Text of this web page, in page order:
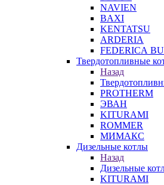
NAVIEN
BAXI
KENTATSU
ARDERIA
FEDERICА
Твердотопливные
Назад
PROTHERM
ЭВАН
KITURAMI
ROMMER
МИМАКС
Дизельные котлы
Назад
Дизельные
KITURAMI